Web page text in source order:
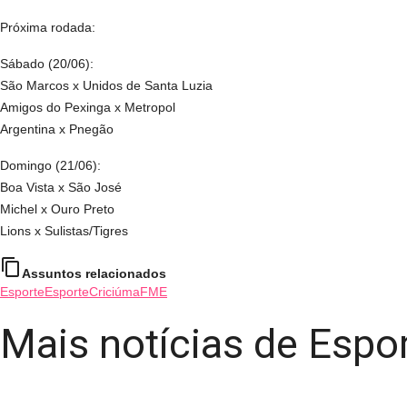
Próxima rodada:
Sábado (20/06):
São Marcos x Unidos de Santa Luzia
Amigos do Pexinga x Metropol
Argentina x Pnegão
Domingo (21/06):
Boa Vista x São José
Michel x Ouro Preto
Lions x Sulistas/Tigres
content_copyAssuntos relacionados
EsporteEsporteCriciúmaFME
Mais notícias de